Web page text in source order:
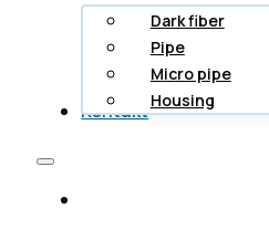
Dark fiber
Pipe
Micro pipe
Housing
Kontakt